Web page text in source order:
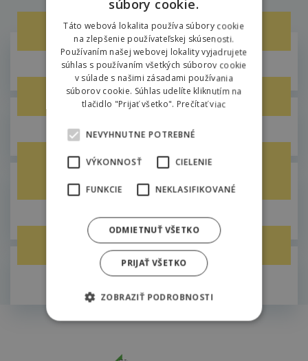
Grilovanie / guláš
Areál Hilson
Ochutnávka liptovských syrov
Farma Východná
Ochutnávka pív a prehliadka
lokálnej výrobne Liptovar
Liptov
Ochutnávka rumov alebo whisky
POLISH
súbory cookie.
Táto webová lokalita používa súbory cookie
na zlepšenie používateľskej skúsenosti.
Používaním našej webovej lokality vyjadrujete
súhlas s používaním všetkých súborov cookie
v súlade s našimi zásadami používania
súborov cookie. Súhlas udelíte kliknutím na
tlačidlo "Prijať všetko". Prečítať viac
NEVYHNUTNE POTREBNÉ
VÝKONNOSŤ CIELENIE
FUNKCIE NEKLASIFIKOVANÉ
PRIJAŤ VŠETKO
ODMIETNUŤ VŠETKO
ZOBRAZIŤ PODROBNOSTI